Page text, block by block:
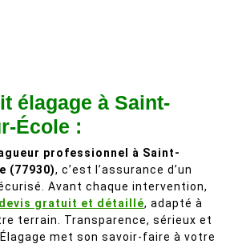
fait plus!
chez les
voisins et
mort. C'est
délicat parce
que c'est un
arbre qui
supporte mal
élagage à Saint-
École :
professionnel à Saint-
(77930), c’est l’assurance d’un
Avant chaque intervention,
devis gratuit et détaillé, adapté à
terrain. Transparence, sérieux et
met son savoir-faire à votre